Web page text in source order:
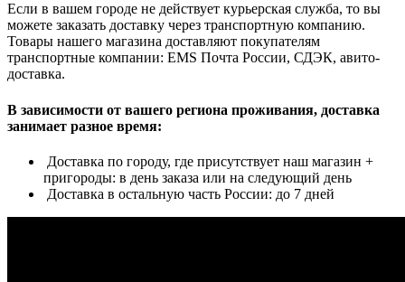
Если в вашем городе не действует курьерская служба, то вы
можете заказать доставку через транспортную компанию.
Товары нашего магазина доставляют покупателям
транспортные компании: EMS Почта России, СДЭК, авито-
доставка.
В зависимости от вашего региона проживания, доставка
занимает разное время:
Доставка по городу, где присутствует наш магазин +
пригороды: в день заказа или на следующий день
Доставка в остальную часть России: до 7 дней